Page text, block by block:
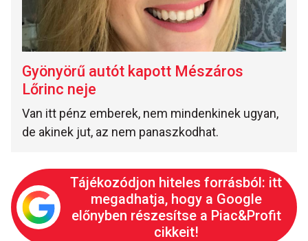
Gyönyörű autót kapott Mészáros
Lőrinc neje
Van itt pénz emberek, nem mindenkinek ugyan,
de akinek jut, az nem panaszkodhat.
Tájékozódjon hiteles forrásból: itt
megadhatja, hogy a Google
előnyben részesítse a Piac&Profit
cikkeit!